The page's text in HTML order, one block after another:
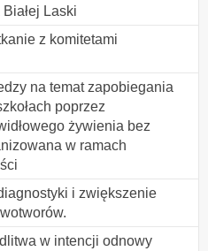
Laski
z komitetami
na temat zapobiegania
poprzez
żywienia bez
w ramach
i zwiększenie
w intencji odnowy